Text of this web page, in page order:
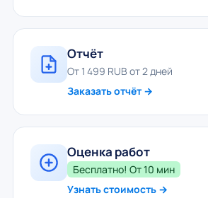
Отчёт
От 1 499 RUB от 2 дней
Заказать отчёт →
Оценка работ
Бесплатно! От 10 мин
Узнать стоимость →